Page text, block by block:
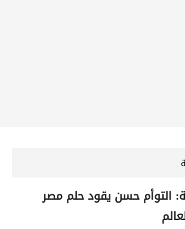
التوأم حسن يقود حلم مصر